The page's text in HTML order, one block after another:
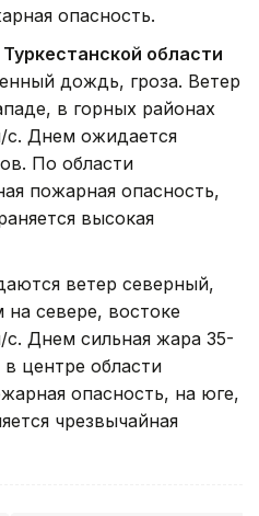
опасность.
Туркестанской области
дождь, гроза. Ветер
в горных районах
с. Днем ожидается
По области
пожарная опасность,
высокая
ветер северный,
севере, востоке
Днем сильная жара 35-
центре области
опасность, на юге,
чрезвычайная